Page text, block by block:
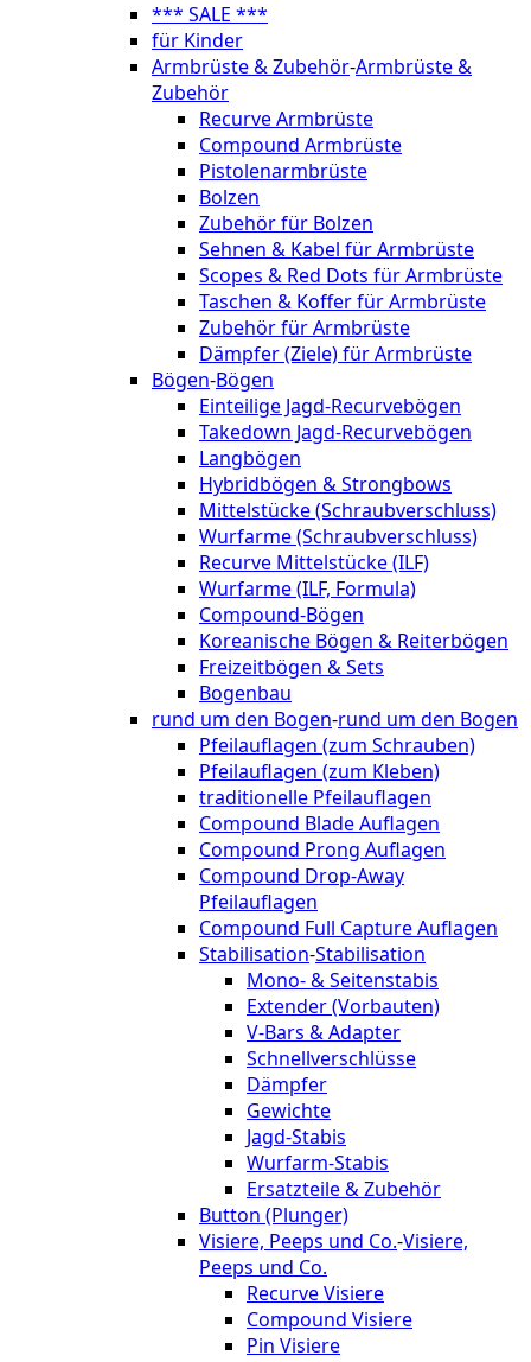
*** SALE ***
für Kinder
Armbrüste & Zubehör-Armbrüste &
Zubehör
Recurve Armbrüste
Compound Armbrüste
Pistolenarmbrüste
Bolzen
Zubehör für Bolzen
Sehnen & Kabel für Armbrüste
Scopes & Red Dots für Armbrüste
Taschen & Koffer für Armbrüste
Zubehör für Armbrüste
Dämpfer (Ziele) für Armbrüste
Bögen-Bögen
Einteilige Jagd-Recurvebögen
Takedown Jagd-Recurvebögen
Langbögen
Hybridbögen & Strongbows
Mittelstücke (Schraubverschluss)
Wurfarme (Schraubverschluss)
Recurve Mittelstücke (ILF)
Wurfarme (ILF, Formula)
Compound-Bögen
Koreanische Bögen & Reiterbögen
Freizeitbögen & Sets
Bogenbau
rund um den Bogen-rund um den Bogen
Pfeilauflagen (zum Schrauben)
Pfeilauflagen (zum Kleben)
traditionelle Pfeilauflagen
Compound Blade Auflagen
Compound Prong Auflagen
Compound Drop-Away
Pfeilauflagen
Compound Full Capture Auflagen
Stabilisation-Stabilisation
Mono- & Seitenstabis
Extender (Vorbauten)
V-Bars & Adapter
Schnellverschlüsse
Dämpfer
Gewichte
Jagd-Stabis
Wurfarm-Stabis
Ersatzteile & Zubehör
Button (Plunger)
Visiere, Peeps und Co.-Visiere,
Peeps und Co.
Recurve Visiere
Compound Visiere
Pin Visiere